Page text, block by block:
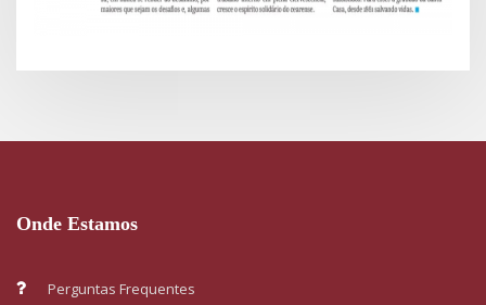
Onde Estamos
Perguntas Frequentes